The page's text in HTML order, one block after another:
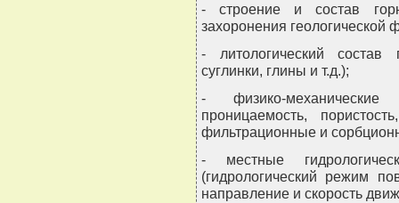
- строение и состав
захоронения геологической
- литологический
суглинки, глины и т.д.);
- физико-механические
проницаемость,
фильтрационные и
- местные
(гидрологический режим
направление и скорость